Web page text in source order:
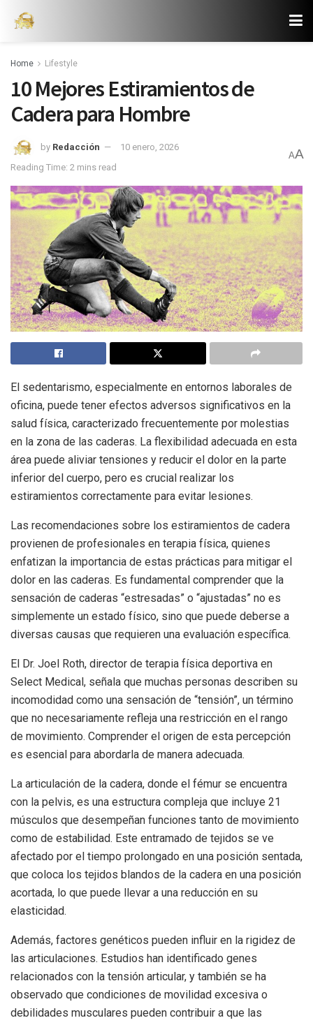
Home Lifestyle
10 Mejores Estiramientos de
Cadera para Hombre
by Redacción
10 enero, 2026
Reading Time: 2 mins read
AA
El sedentarismo, especialmente en entornos laborales de
oficina, puede tener efectos adversos significativos en la
salud física, caracterizado frecuentemente por molestias
en la zona de las caderas. La flexibilidad adecuada en esta
área puede aliviar tensiones y reducir el dolor en la parte
inferior del cuerpo, pero es crucial realizar los
estiramientos correctamente para evitar lesiones.
Las recomendaciones sobre los estiramientos de cadera
provienen de profesionales en terapia física, quienes
enfatizan la importancia de estas prácticas para mitigar el
dolor en las caderas. Es fundamental comprender que la
sensación de caderas “estresadas” o “ajustadas” no es
simplemente un estado físico, sino que puede deberse a
diversas causas que requieren una evaluación específica.
El Dr. Joel Roth, director de terapia física deportiva en
Select Medical, señala que muchas personas describen su
incomodidad como una sensación de “tensión”, un término
que no necesariamente refleja una restricción en el rango
de movimiento. Comprender el origen de esta percepción
es esencial para abordarla de manera adecuada.
La articulación de la cadera, donde el fémur se encuentra
con la pelvis, es una estructura compleja que incluye 21
músculos que desempeñan funciones tanto de movimiento
como de estabilidad. Este entramado de tejidos se ve
afectado por el tiempo prolongado en una posición sentada,
que coloca los tejidos blandos de la cadera en una posición
acortada, lo que puede llevar a una reducción en su
elasticidad.
Además, factores genéticos pueden influir en la rigidez de
las articulaciones. Estudios han identificado genes
relacionados con la tensión articular, y también se ha
observado que condiciones de movilidad excesiva o
debilidades musculares pueden contribuir a que las